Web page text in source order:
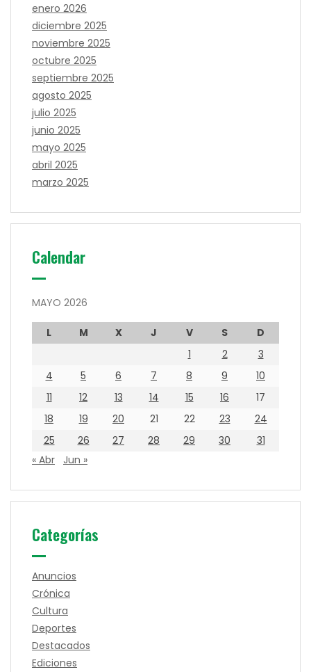
enero 2026
diciembre 2025
noviembre 2025
octubre 2025
septiembre 2025
agosto 2025
julio 2025
junio 2025
mayo 2025
abril 2025
marzo 2025
Calendar
MAYO 2026
L M X J V S
D
1
2
3
4
5 6 7 8 9
10
11
12 13 14 15 16
17
18
19 20 21 22 23
24
25
26 27 28 29 30
31
« Abr
Jun »
Categorías
Anuncios
Crónica
Cultura
Deportes
Destacados
Ediciones